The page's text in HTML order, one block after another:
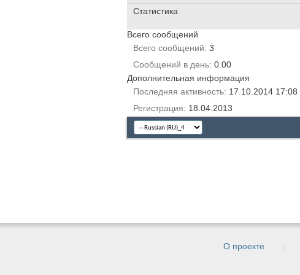
Статистика
Всего сообщений
Всего сообщений 3
Сообщений в день 0.00
Дополнительная информация
Последняя активность 17.10.2014 17:08
Регистрация
18.04.2013
О проекте